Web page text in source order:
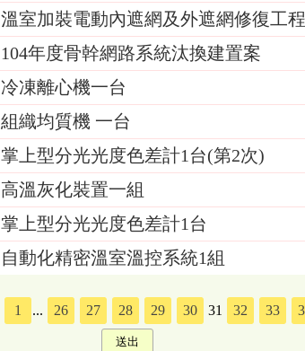
溫室加裝電動內遮網及外遮網修復工程
104年度骨幹網路系統汰換建置案
冷凍離心機一台
組織均質機 一台
掌上型分光光度色差計1台(第2次)
高溫灰化裝置一組
掌上型分光光度色差計1台
自動化精密溫室溫控系統1組
1 ... 26 27 28 29 30 31 32 33